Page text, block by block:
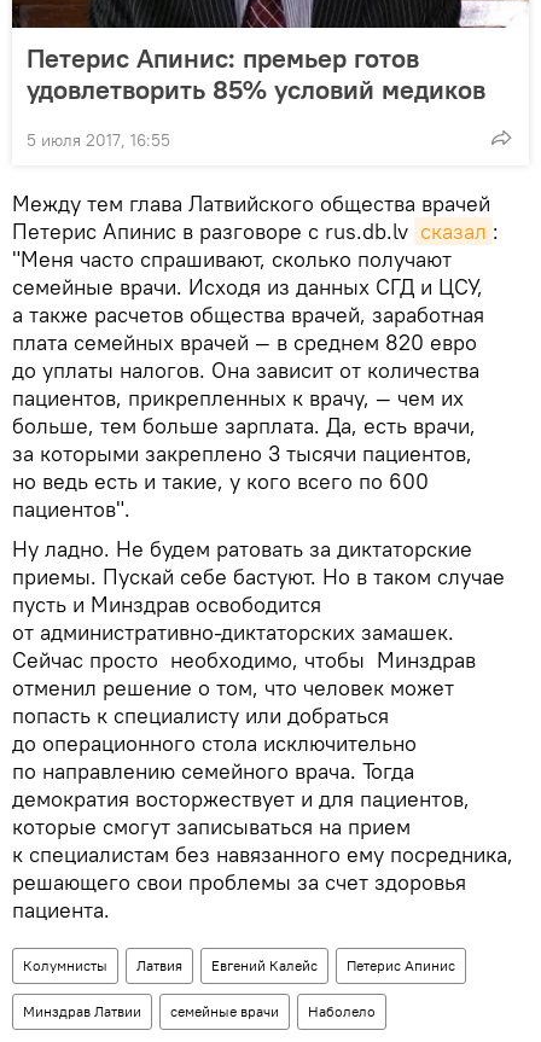
Петерис Апинис: премьер готов
удовлетворить 85% условий медиков
5 июля 2017, 16:55
Между тем глава Латвийского общества врачей
Петерис Апинис в разговоре с rus.db.lv сказал :
"Меня часто спрашивают, сколько получают
семейные врачи. Исходя из данных СГД и ЦСУ,
а также расчетов общества врачей, заработная
плата семейных врачей — в среднем 820 евро
до уплаты налогов. Она зависит от количества
пациентов, прикрепленных к врачу, — чем их
больше, тем больше зарплата. Да, есть врачи,
за которыми закреплено 3 тысячи пациентов,
но ведь есть и такие, у кого всего по 600
пациентов".
Ну ладно. Не будем ратовать за диктаторские
приемы. Пускай себе бастуют. Но в таком случае
пусть и Минздрав освободится
от административно-диктаторских замашек.
Сейчас просто необходимо, чтобы Минздрав
отменил решение о том, что человек может
попасть к специалисту или добраться
до операционного стола исключительно
по направлению семейного врача. Тогда
демократия восторжествует и для пациентов,
которые смогут записываться на прием
к специалистам без навязанного ему посредника,
решающего свои проблемы за счет здоровья
пациента.
Колумнисты Латвия Евгений Калейс Петерис Апинис
Минздрав Латвии семейные врачи Наболело